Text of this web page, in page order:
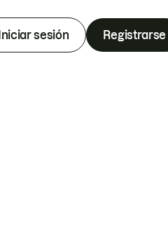
Iniciar sesión Registrarse